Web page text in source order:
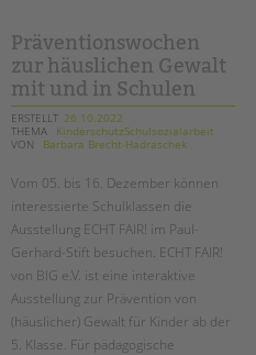
der
sonnenblumenschule
Präventionswochen
zur häuslichen Gewalt
mit und in Schulen
ERSTELLT 26.10.2022
THEMA
KinderschutzSchulsozialarbeit
VON
Barbara Brecht-Hadraschek
Vom 05. bis 16. Dezember können
interessierte Schulklassen die
Ausstellung ECHT FAIR! im Paul-
Gerhard-Stift besuchen. ECHT FAIR!
von BIG e.V. ist eine interaktive
Ausstellung zur Prävention von
(häuslicher) Gewalt für Kinder ab der
5. Klasse. Für pädagogische